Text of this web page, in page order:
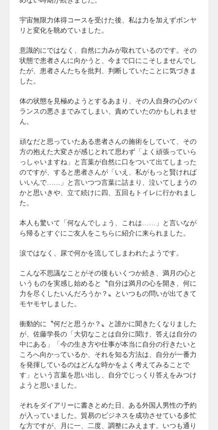
宇宙無限力体得コースを受けた後、私は力を加えずボンヤ
リと変化を眺めていました。
意識的にではなく、自然に力みが取れているのです。その
状態で患者さんに向かうと、今まで口にこそしませんでし
たが、患者さんたちを批判、判断していたことに気づきま
した。
体の状態を見極めようとするあまり、その人自身の心のバ
ランスの悪さまでみてしまい、責めていたのかもしれませ
ん。
頑なだと思っていたある患者さんの施術をしていて、その
方の抱えた大変さが感じとれて思わず「よく頑張っていら
っしゃいますね」と言葉が自然に口をついて出てしまった
のですが、すると患者さんが「いえ、私がもっと賢ければ
いいんで……」と言いつつ言葉に詰まり、泣いてしまうの
かと思いきや、立て続けに四、五回もトイレに行かれまし
た。
本人も驚いて「何なんでしょう、これは……」と言いなが
ら帰るとすぐにご友人をこちらに紹介に来られました。
涙ではなく、尿で何かを流してしまわれたようです。
こんな不思議なことがその後もいくつか続き、満月の心と
いうものを実感し始めると〝自分は満月の心を開き、何に
力を尽くしたいんだろうか？〟といつもの問いが出てきて
モヤモヤしました。
衝動的に〝何だと思うか？〟と誰かに聞きたくなりました
が、佐藤学長の「大切なことは自分に聞け、答えは自分の
中にある」「今の生き方や仕事が本当に自分の行きたいと
ころへ向かっているか、それを知る方法は、自分が一番力
を発揮しているのはどんな時かをよく考えてみることで
す」という言葉を思い出し、自分でじっくり答えをみつけ
ようと思いました。
それをダイアリーに書きとめた日、ある外国人男性の予約
が入っていました。貿易のビジネスを成功させている多忙
な方ですが、月に一、二度、調整にみえます。いつも通り